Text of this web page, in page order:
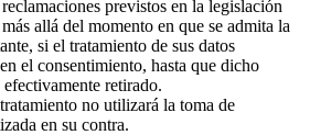
previstos en la legislación
allá del momento en que se admita la
si el tratamiento de sus datos
el consentimiento, hasta que dicho
retirado.
no utilizará la toma de
en su contra.